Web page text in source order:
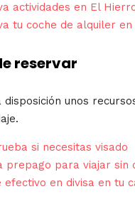
actividades en El
tu coche de alquiler
reservar
disposición unos
si necesitas visado
prepago para viajar sin
efectivo en divisa en tu